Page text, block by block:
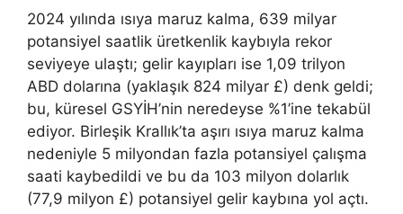
2024 yılında ısıya maruz kalma, 639 milyar
potansiyel saatlik üretkenlik kaybıyla rekor
seviyeye ulaştı; gelir kayıpları ise 1,09 trilyon
ABD dolarına (yaklaşık 824 milyar £) denk geldi;
bu, küresel GSYİH’nin neredeyse %1’ine tekabül
ediyor. Birleşik Krallık’ta aşırı ısıya maruz kalma
nedeniyle 5 milyondan fazla potansiyel çalışma
saati kaybedildi ve bu da 103 milyon dolarlık
(77,9 milyon £) potansiyel gelir kaybına yol açtı.